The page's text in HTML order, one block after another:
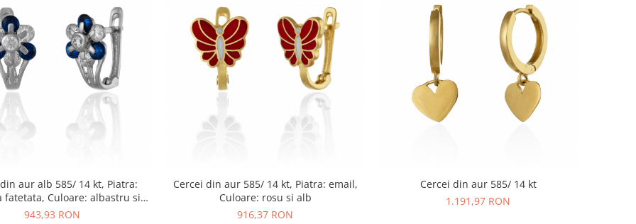
aur alb 585/ 14 kt, Piatra:
fatetata, Culoare: albastru si
transparent
943,93 RON
Cercei din aur 585/ 14 kt, Piatra: email,
Culoare: rosu si alb
916,37 RON
Cercei din aur 585/ 14 kt
1.191,97 RON